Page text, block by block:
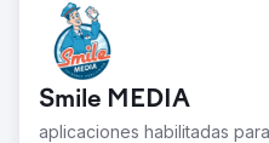
Smile MEDIA
aplicaciones habilitadas